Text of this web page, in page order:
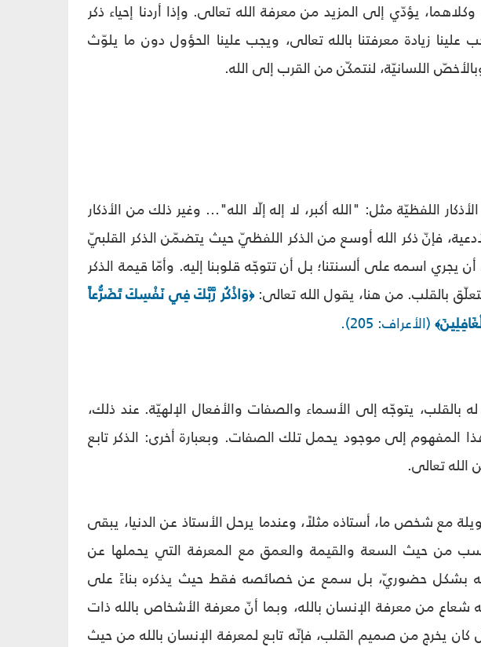
يؤدّي إلى المزيد من معرفة الله تعالى. وإذا أردنا إحياء ذكر
زيادة معرفتنا بالله تعالى، ويجب علينا الحؤول دون ما يلوّث
وبالأخصّ اللسانيّة، لنتمكّن من القرب إلى الله.
اللفظيّة مثل: "الله أكبر، لا إله إلّا الله"... وغير ذلك من الأذكار
فإنّ ذكر الله أوسع من الذكر اللفظيّ حيث يتضمّن الذكر القلبيّ
اسمه على ألسنتنا؛ بل أن تتوجّه قلوبنا إليه. وأمّا قيمة الذكر
بالقلب. من هنا، يقول الله تعالى:﴿وَاذْكُر رَّبَّكَ فِي نَفْسِكَ تَضَرُّعاً
﴾ (الأعراف: 205).
بالقلب، يتوجّه إلى الأسماء والصفات والأفعال الإلهيّة. عند ذلك،
إلى موجود يحمل تلك الصفات. وبعبارة أخرى: الذكر تابع
الله تعالى.
مع شخص ما، أستاذه مثلاً، وعندما يرحل الأستاذ عن الدنيا، يبقى
من حيث السعة والقيمة والعمق مع المعرفة التي يحملها عن
بشكل حضوريّ، بل سمع عن خصائصه فقط حيث يذكره بناءً على
من معرفة الإنسان بالله، وبما أنّ معرفة الأشخاص بالله ذات
كان يخرج من صميم القلب، فإنّه تابع لمعرفة الإنسان بالله من حيث